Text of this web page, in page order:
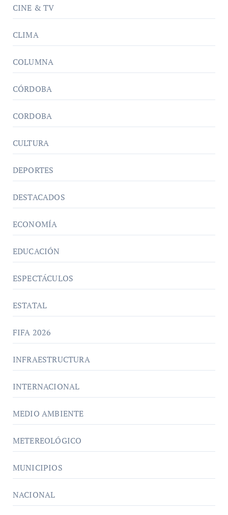
CINE & TV
CLIMA
COLUMNA
CÓRDOBA
CORDOBA
CULTURA
DEPORTES
DESTACADOS
ECONOMÍA
EDUCACIÓN
ESPECTÁCULOS
ESTATAL
FIFA 2026
INFRAESTRUCTURA
INTERNACIONAL
MEDIO AMBIENTE
METEREOLÓGICO
MUNICIPIOS
NACIONAL